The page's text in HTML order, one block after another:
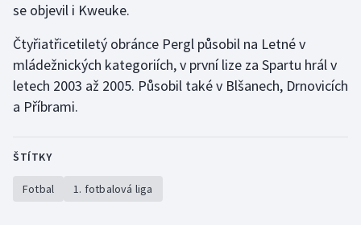
se objevil i Kweuke.
Čtyřiatřicetiletý obránce Pergl působil na Letné v
mládežnických kategoriích, v první lize za Spartu hrál v
letech 2003 až 2005. Působil také v Blšanech, Drnovicích
a Příbrami.
ŠTÍTKY
Fotbal 1. fotbalová liga